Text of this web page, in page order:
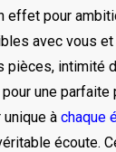
effet pour
avec vous
pièces, intimité
une parfaite
unique à chaque
écoute.